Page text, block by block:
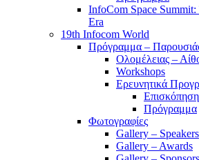
InfoCom Space
Era
19th Infocom World
Πρόγραμμα –
Ολομέλειας –
Workshops
Ερευνητικά
Επισκόπηση
Πρόγραμμα
Φωτογραφίες
Gallery – Speakers
Gallery – Awards